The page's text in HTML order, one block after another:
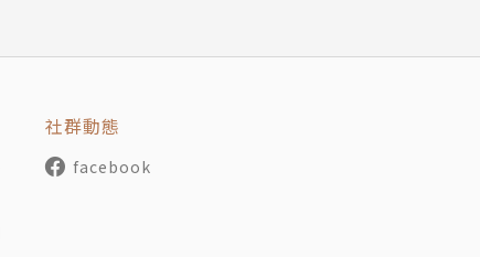
the dogs（每況愈下）時，同時也能學到every do
等跟dog相關的片語。這些片語有共同的主要單字
度上的類似或延伸。最重要的是，這些自然系片語
讓人驚喜連連。
社群動態
facebook